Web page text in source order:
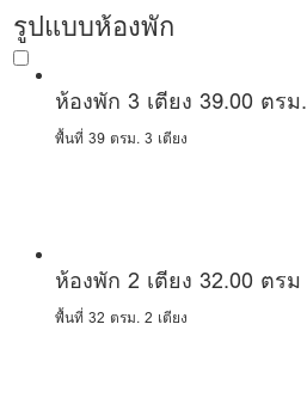
รูปแบบห้องพัก
ห้องพัก 3 เตียง 39.00 ตรม.
พื้นที่ 39 ตรม. 3 เตียง
ห้องพัก 2 เตียง 32.00 ตรม
พื้นที่ 32 ตรม. 2 เตียง